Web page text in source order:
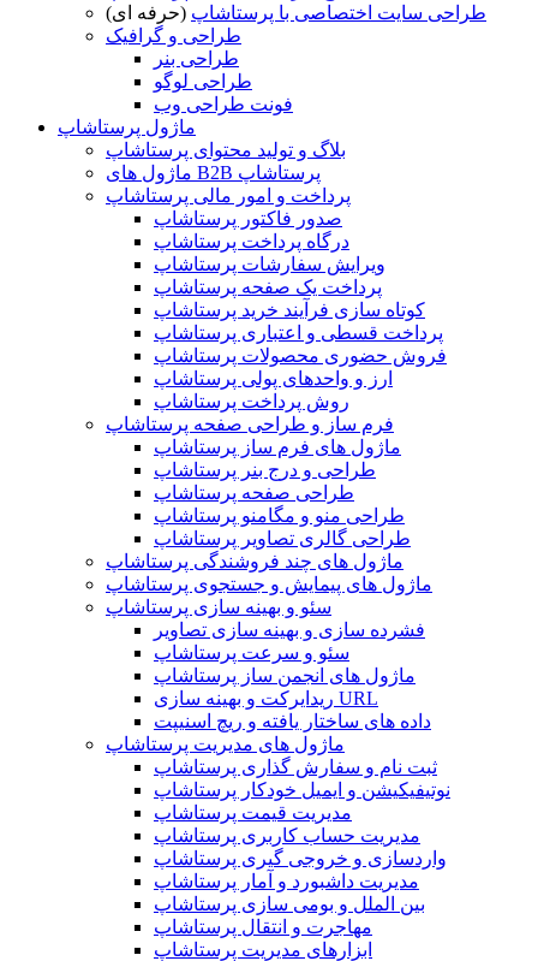
طراحی سایت اختصاصی با پرستاشاپ (حرفه ای)
طراحی و گرافیک
طراحی بنر
طراحی لوگو
فونت طراحی وب
ماژول پرستاشاپ
بلاگ و تولید محتوای پرستاشاپ
ماژول های B2B پرستاشاپ
پرداخت و امور مالی پرستاشاپ
صدور فاکتور پرستاشاپ
درگاه پرداخت پرستاشاپ
ویرایش سفارشات پرستاشاپ
پرداخت یک صفحه پرستاشاپ
کوتاه سازی فرآیند خرید پرستاشاپ
پرداخت قسطی و اعتباری پرستاشاپ
فروش حضوری محصولات پرستاشاپ
ارز و واحدهای پولی پرستاشاپ
روش پرداخت پرستاشاپ
فرم ساز و طراحی صفحه پرستاشاپ
ماژول های فرم ساز پرستاشاپ
طراحی و درج بنر پرستاشاپ
طراحی صفحه پرستاشاپ
طراحی منو و مگامنو پرستاشاپ
طراحی گالری تصاویر پرستاشاپ
ماژول های چند فروشندگی پرستاشاپ
ماژول های پیمایش و جستجوی پرستاشاپ
سئو و بهینه سازی پرستاشاپ
فشرده سازی و بهینه سازی تصاویر
سئو و سرعت پرستاشاپ
ماژول های انجمن ساز پرستاشاپ
ریدایرکت و بهینه سازی URL
داده های ساختار یافته و ریچ اسنیپت
ماژول های مدیریت پرستاشاپ
ثبت نام و سفارش گذاری پرستاشاپ
نوتیفیکیشن و ایمیل خودکار پرستاشاپ
مدیریت قیمت پرستاشاپ
مدیریت حساب کاربری پرستاشاپ
واردسازی و خروجی گیری پرستاشاپ
مدیریت داشبورد و آمار پرستاشاپ
بین الملل و بومی سازی پرستاشاپ
مهاجرت و انتقال پرستاشاپ
ابزارهای مدیریت پرستاشاپ